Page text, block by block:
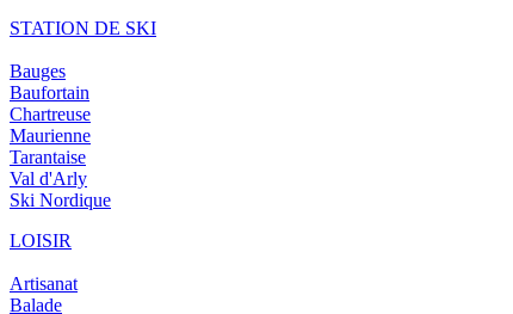
STATION DE SKI
Bauges
Baufortain
Chartreuse
Maurienne
Tarantaise
Val d'Arly
Ski Nordique
LOISIR
Artisanat
Balade